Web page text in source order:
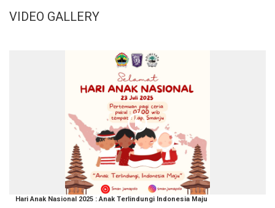
VIDEO GALLERY
Hari Anak Nasional 2025 : Anak Terlindungi Indonesia Maju